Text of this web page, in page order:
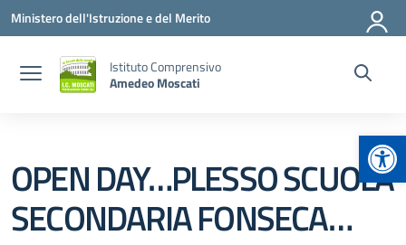
Vai ai contenuti
Vai al menu di navigazione
Vai al footer
Ministero dell'Istruzione e del Merito
Istituto Comprensivo
Amedeo Moscati
OPEN DAY…PLESSO SCUOLA
SECONDARIA FONSECA…